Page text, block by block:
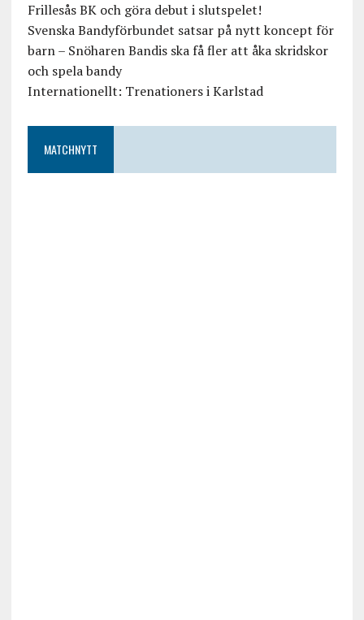
Frillesås BK och göra debut i slutspelet!
Svenska Bandyförbundet satsar på nytt koncept för
barn – Snöharen Bandis ska få fler att åka skridskor
och spela bandy
Internationellt: Trenationers i Karlstad
MATCHNYTT